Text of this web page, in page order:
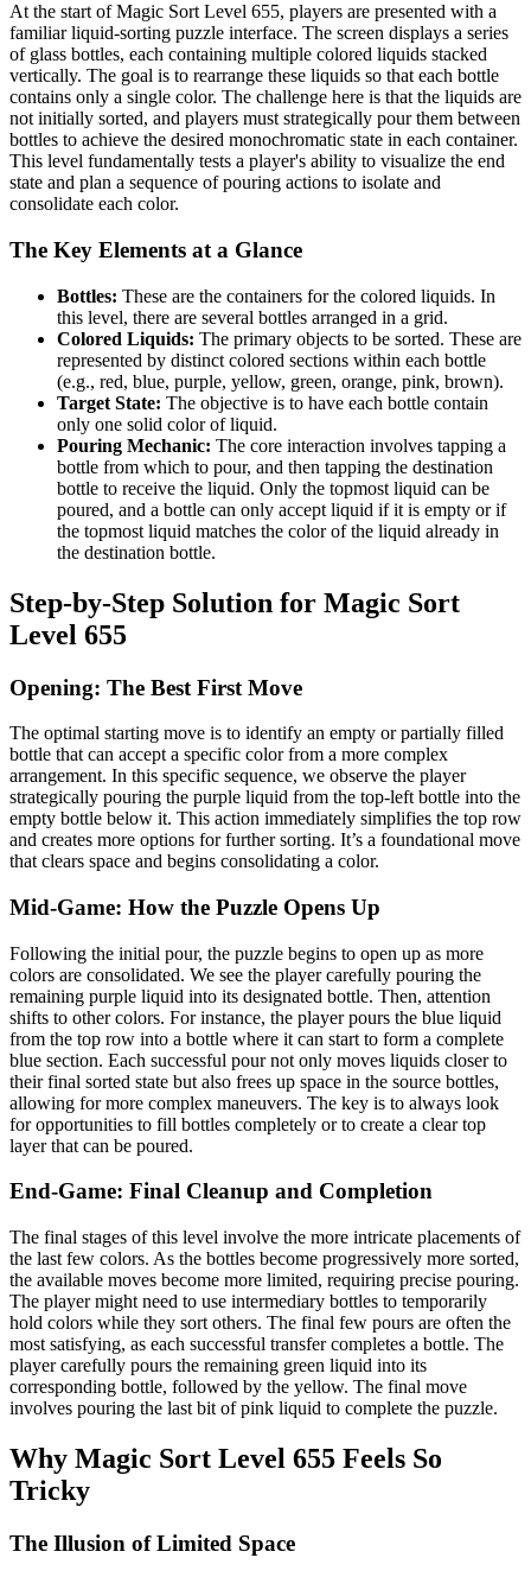
At the start of Magic Sort Level 655, players are presented with a
familiar liquid-sorting puzzle interface. The screen displays a series
of glass bottles, each containing multiple colored liquids stacked
vertically. The goal is to rearrange these liquids so that each bottle
contains only a single color. The challenge here is that the liquids are
not initially sorted, and players must strategically pour them between
bottles to achieve the desired monochromatic state in each container.
This level fundamentally tests a player's ability to visualize the end
state and plan a sequence of pouring actions to isolate and
consolidate each color.
The Key Elements at a Glance
Bottles: These are the containers for the colored liquids. In
this level, there are several bottles arranged in a grid.
Colored Liquids: The primary objects to be sorted. These are
represented by distinct colored sections within each bottle
(e.g., red, blue, purple, yellow, green, orange, pink, brown).
Target State: The objective is to have each bottle contain
only one solid color of liquid.
Pouring Mechanic: The core interaction involves tapping a
bottle from which to pour, and then tapping the destination
bottle to receive the liquid. Only the topmost liquid can be
poured, and a bottle can only accept liquid if it is empty or if
the topmost liquid matches the color of the liquid already in
the destination bottle.
Step-by-Step Solution for Magic Sort
Level 655
Opening: The Best First Move
The optimal starting move is to identify an empty or partially filled
bottle that can accept a specific color from a more complex
arrangement. In this specific sequence, we observe the player
strategically pouring the purple liquid from the top-left bottle into the
empty bottle below it. This action immediately simplifies the top row
and creates more options for further sorting. It’s a foundational move
that clears space and begins consolidating a color.
Mid-Game: How the Puzzle Opens Up
Following the initial pour, the puzzle begins to open up as more
colors are consolidated. We see the player carefully pouring the
remaining purple liquid into its designated bottle. Then, attention
shifts to other colors. For instance, the player pours the blue liquid
from the top row into a bottle where it can start to form a complete
blue section. Each successful pour not only moves liquids closer to
their final sorted state but also frees up space in the source bottles,
allowing for more complex maneuvers. The key is to always look
for opportunities to fill bottles completely or to create a clear top
layer that can be poured.
End-Game: Final Cleanup and Completion
The final stages of this level involve the more intricate placements of
the last few colors. As the bottles become progressively more sorted,
the available moves become more limited, requiring precise pouring.
The player might need to use intermediary bottles to temporarily
hold colors while they sort others. The final few pours are often the
most satisfying, as each successful transfer completes a bottle. The
player carefully pours the remaining green liquid into its
corresponding bottle, followed by the yellow. The final move
involves pouring the last bit of pink liquid to complete the puzzle.
Why Magic Sort Level 655 Feels So
Tricky
The Illusion of Limited Space